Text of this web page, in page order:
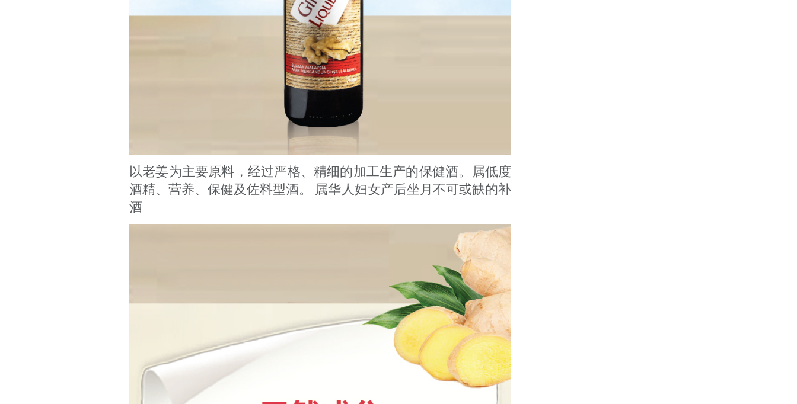
以老姜为主要原料，经过严格、精细的加工生产的保健酒。属低度
酒精、营养、保健及佐料型酒。 属华人妇女产后坐月不可或缺的补
酒